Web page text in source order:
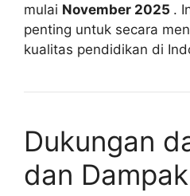
mulai November 2025 .
penting untuk secara
kualitas pendidikan di
Dukungan
dan